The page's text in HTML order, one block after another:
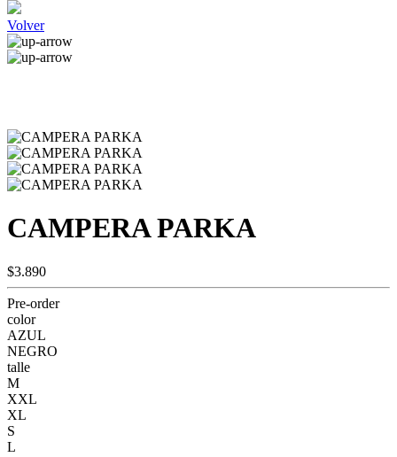
Volver
CAMPERA PARKA
$3.890
Pre-order
color
AZUL
NEGRO
talle
M
XXL
XL
S
L